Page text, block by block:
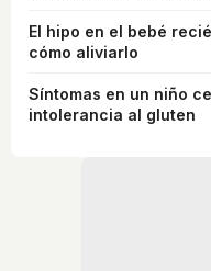
El hipo en el bebé
cómo aliviarlo
Síntomas en un niño
intolerancia al gluten